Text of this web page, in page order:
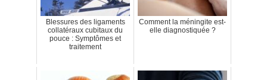
Blessures des ligaments
collatéraux cubitaux du
pouce : Symptômes et
traitement
Comment la méningite est-
elle diagnostiquée ?